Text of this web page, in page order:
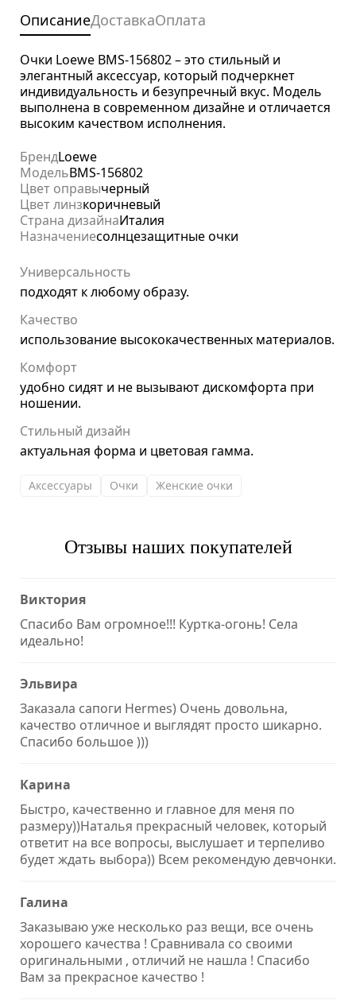
ОписаниеДоставкаОплата
Очки Loewe BMS-156802 – это стильный и
элегантный аксессуар, который подчеркнет
индивидуальность и безупречный вкус. Модель
выполнена в современном дизайне и отличается
высоким качеством исполнения.
БрендLoewe
МодельBMS-156802
Цвет оправычерный
Цвет линзкоричневый
Страна дизайнаИталия
Назначениесолнцезащитные очки
Универсальность
подходят к любому образу.
Качество
использование высококачественных материалов.
Комфорт
удобно сидят и не вызывают дискомфорта при
ношении.
Стильный дизайн
актуальная форма и цветовая гамма.
Аксессуары Очки Женские очки
Отзывы наших покупателей
Виктория
Спасибо Вам огромное!!! Куртка-огонь! Села
идеально!
Эльвира
Заказала сапоги Hermes) Очень довольна,
качество отличное и выглядят просто шикарно.
Спасибо большое )))
Карина
Быстро, качественно и главное для меня по
размеру))Наталья прекрасный человек, который
ответит на все вопросы, выслушает и терпеливо
будет ждать выбора)) Всем рекомендую девчонки.
Галина
Заказываю уже несколько раз вещи, все очень
хорошего качества ! Сравнивала со своими
оригинальными , отличий не нашла ! Спасибо
Вам за прекрасное качество !